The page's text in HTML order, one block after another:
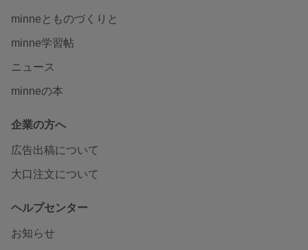
minneとものづくりと
minne学習帖
ニュース
minneの本
企業の方へ
広告出稿について
大口注文について
ヘルプセンター
お知らせ